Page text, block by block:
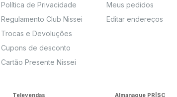
Política de Privacidade
Regulamento Club Nissei
Trocas e Devoluções
Cupons de desconto
Cartão Presente Nissei
Meus pedidos
Editar endereços
Televendas Almanaque PR|SC